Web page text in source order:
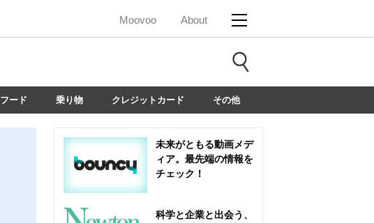
Moovoo About
フード 乗り物 クレジットカード その他
未来がともる動画メデ
ィア。最先端の情報を
チェック！
科学と企業と出会う、